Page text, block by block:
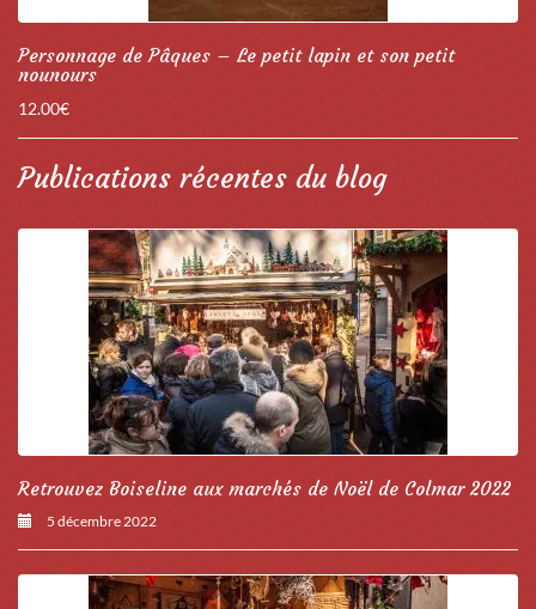
Personnage de Pâques – Le petit lapin et son petit
nounours
12.00€
Publications récentes du blog
Retrouvez Boiseline aux marchés de Noël de Colmar 2022
5 décembre 2022